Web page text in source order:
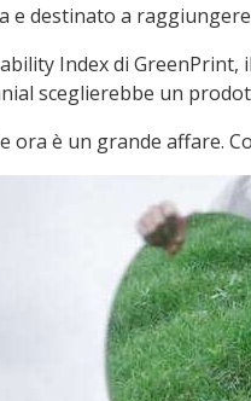
e destinato a
Index di
sceglierebbe un
ora è un grande